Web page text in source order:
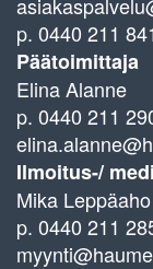
p. 0440 211
Päätoimittaja
Elina Alanne
p. 0440 211
Ilmoitus-/
Mika Leppäaho
p. 0440 211